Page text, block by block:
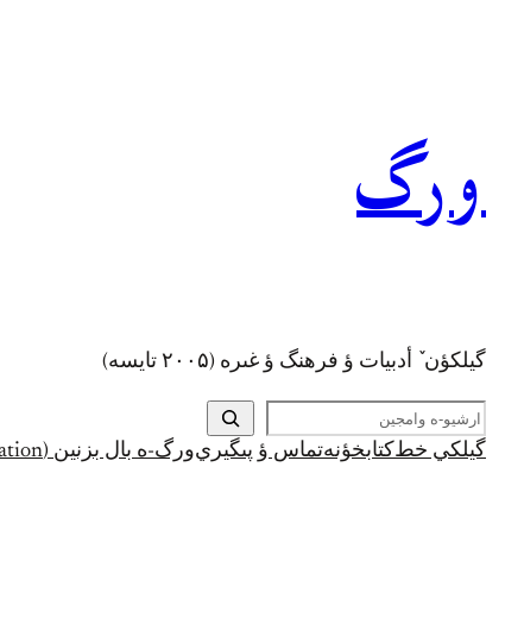
ورگ
گيلکؤن ٚ أدبیات ؤ فرهنگ ؤ غىره (۲۰۰۵ تايسه)
ج
س
تگيلکي خط کتابخؤنهتماس ؤ پىگيريورگ-ه بال بزنين (Support and Donation)